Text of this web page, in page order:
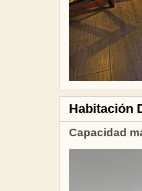
Habitación
Capacidad